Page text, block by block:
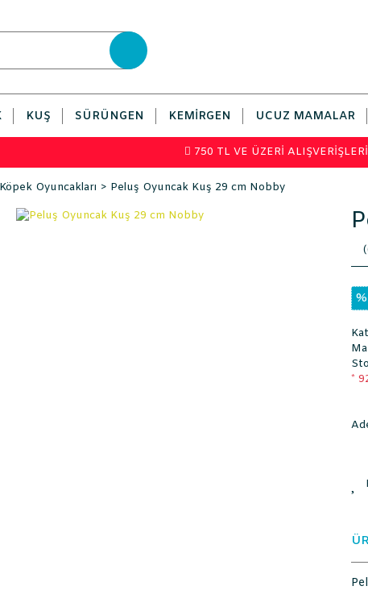
KUŞ SÜRÜNGEN KEMIRGEN UCUZ MAMALAR
750 TL VE ÜZERİ
Köpek Oyuncakları Peluş Oyuncak Kuş 29 cm Nobby
*